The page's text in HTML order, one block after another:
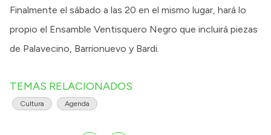
Finalmente el sábado a las 20 en el mismo lugar, hará lo
propio el Ensamble Ventisquero Negro que incluirá piezas
de Palavecino, Barrionuevo y Bardi.
TEMAS RELACIONADOS
Cultura Agenda